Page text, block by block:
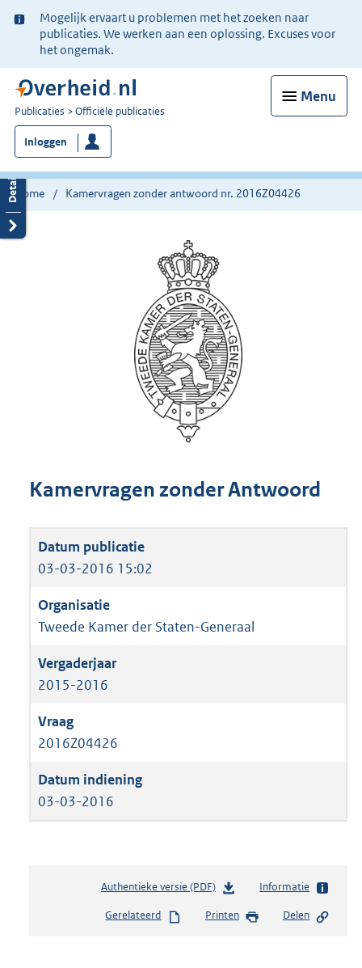
Ter
informatie:
Mogelijk ervaart u problemen met het zoeken naar
publicaties. We werken aan een oplossing. Excuses voor
het ongemak.
Menu
U
bent
nu
hier:
Publicaties Officiële publicaties
Inloggen
Home Kamervragen zonder antwoord nr. 2016Z04426
Kamervragen zonder Antwoord
03-03-2016 15:02
Tweede Kamer der Staten-Generaal
2015-2016
2016Z04426
03-03-2016
Authentieke versie (PDF)b
s
Informatie
Gerelateerd Printen Delen